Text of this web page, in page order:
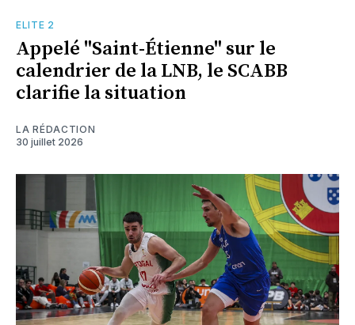
ELITE 2
Appelé "Saint-Étienne" sur le
calendrier de la LNB, le SCABB
clarifie la situation
LA RÉDACTION
30 juillet 2026